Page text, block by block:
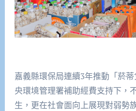
嘉義縣環保局連續3年推動「菸蒂兌換政策」，在中
央環境管理署補助經費支持下，
生，更在社會面向上展現對弱勢